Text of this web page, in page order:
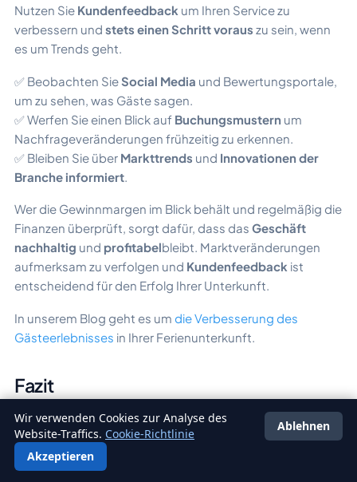
Nutzen Sie Kundenfeedback um Ihren Service zu
verbessern und stets einen Schritt voraus zu sein, wenn
es um Trends geht.
✅ Beobachten SieSocial Media und Bewertungsportale,
um zu sehen, was Gäste sagen.
✅ Werfen Sie einen Blick auf Buchungsmustern um
Nachfrageveränderungen frühzeitig zu erkennen.
✅ Bleiben Sie über Markttrends und Innovationen der
Branche informiert
Wer die Gewinnmargen im Blick behält und regelmäßig die
Finanzen überprüft, sorgt dafür, dass das Geschäft
nachhaltig und profitabelbleibt. Marktveränderungen
aufmerksam zu verfolgen und Kundenfeedback ist
entscheidend für den Erfolg Ihrer Unterkunft.
In unserem Blog geht es um die Verbesserung des
Gästeerlebnisses in Ihrer Ferienunterkunft.
Fazit
Zusammenfassend lässt sich sagen: Um den Umsatz
Ihres Glamping-Betriebs zu steigern, braucht esclevere
Strategien
gutes Marketing
Angebote,optimieren Sie Ihre Abläufe
Wir verwenden Cookies zur Analyse des
Website-Traffics. Cookie-Richtlinie
Ablehnen
Akzeptieren
Deutsch